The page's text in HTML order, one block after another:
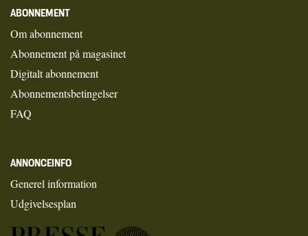
ABONNEMENT
Om abonnement
Abonnement på magasinet
Digitalt abonnement
Abonnementsbetingelser
FAQ
ANNONCEINFO
Generel information
Udgivelsesplan